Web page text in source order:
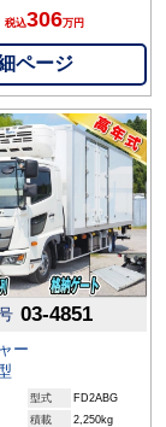
税込306万円
ページ
03-4851
ー
型式
FD2ABG
積載 2,250kg